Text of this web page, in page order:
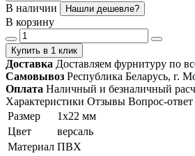
В наличии Нашли дешевле?
В корзину
Купить в 1 клик
Доставка Доставляем фурнитуру по
Самовывоз Республика Беларусь, г.
Оплата Наличный и безналичный
Характеристики Отзывы Вопрос-ответ
Размер
1х22 мм
Цвет
версаль
Материал ПВХ